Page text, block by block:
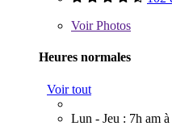
VoirPhotos
Heures normales
Voir tout
Lun - Jeu : 7h am